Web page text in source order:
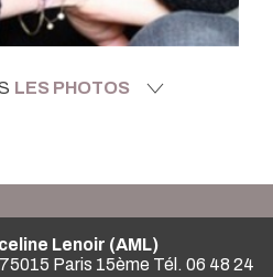
LES PHOTOS
Lenoir (AML)
Paris 15ème Tél. 06 48 24